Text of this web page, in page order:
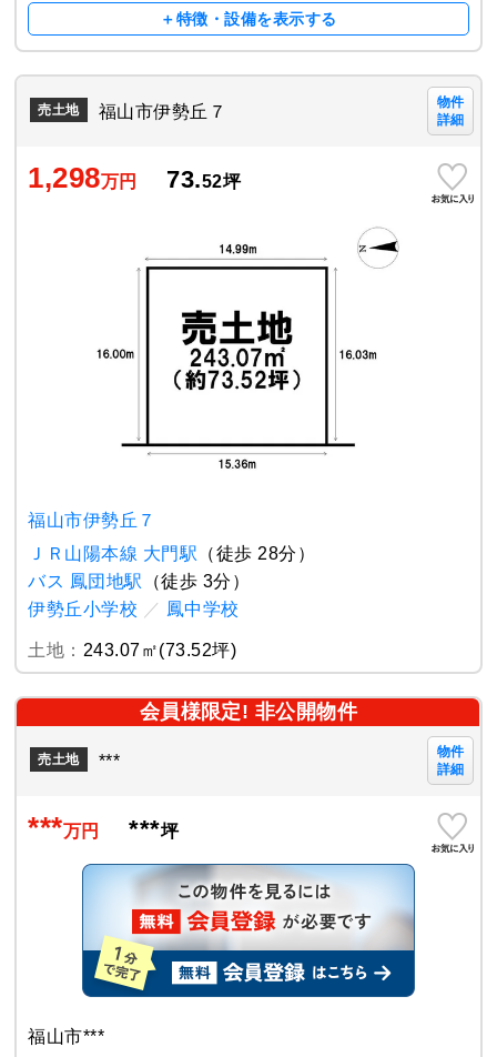
＋特徴・設備を表示する
売土地 福山市伊勢丘７
物件
詳細
1,298万円 73.52坪
福山市伊勢丘７
ＪＲ山陽本線 大門駅 （徒歩 28分）
バス 鳳団地駅
（徒歩 3分）
伊勢丘小学校 ／ 鳳中学校
土地： 243.07㎡(73.52坪)
会員様限定! 非公開物件
売土地 ***
物件
詳細
***万円 ***坪
福山市***